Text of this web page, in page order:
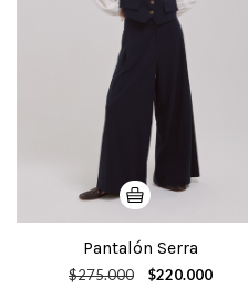
Pantalón Serra
$275.000 $220.000